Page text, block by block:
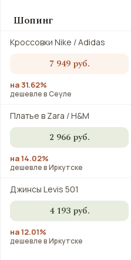
Шопинг
Кроссовки Nike / Adidas
7 949 руб.
на 31.62%
дешевле в Сеуле
Платье в Zara / H&M
2 966 руб.
на 14.02%
дешевле в Иркутске
Джинсы Levis 501
4 193 руб.
на 12.01%
дешевле в Иркутске